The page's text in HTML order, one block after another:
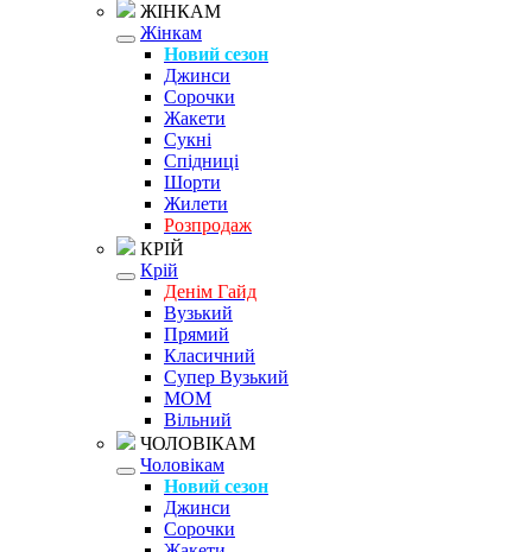
ЖІНКАМ
Жінкам
Новий сезон
Джинси
Сорочки
Жакети
Сукні
Спідниці
Шорти
Жилети
Розпродаж
КРІЙ
Крій
Денім Гайд
Вузький
Прямий
Класичний
Супер Вузький
MOM
Вільний
ЧОЛОВІКАМ
Чоловікам
Новий сезон
Джинси
Сорочки